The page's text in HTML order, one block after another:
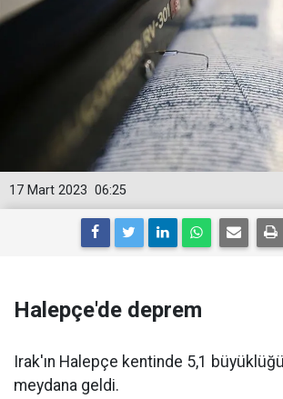
06:25
17 Mart 2023
Halepçe'de deprem
Irak'ın Halepçe kentinde 5,1
meydana geldi.